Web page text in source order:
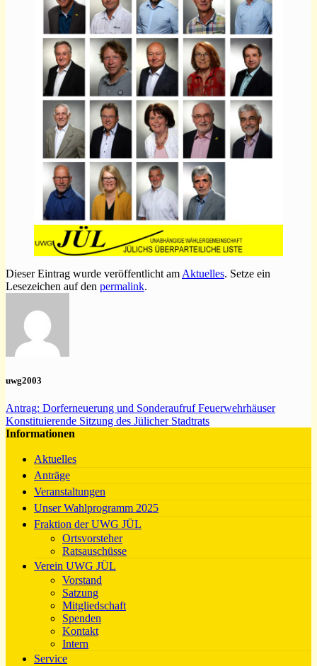
Dieser Eintrag wurde veröffentlicht am Aktuelles. Setze ein
Lesezeichen auf den permalink.
uwg2003
Antrag: Dorferneuerung und Sonderaufruf Feuerwehrhäuser
Konstituierende Sitzung des Jülicher Stadtrats
Informationen
Aktuelles
Anträge
Veranstaltungen
Unser Wahlprogramm 2025
Fraktion der UWG JÜL
Ortsvorsteher
Ratsauschüsse
Verein UWG JÜL
Vorstand
Satzung
Mitgliedschaft
Spenden
Kontakt
Intern
Service